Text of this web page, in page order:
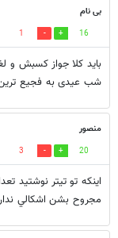
بی نام
16
1
باید کلا جواز کسبش و
شب عیدی به فجیع
منصور
20
3
اينكه تو تيتر نوشتيد
مجروح بشن اشكالي